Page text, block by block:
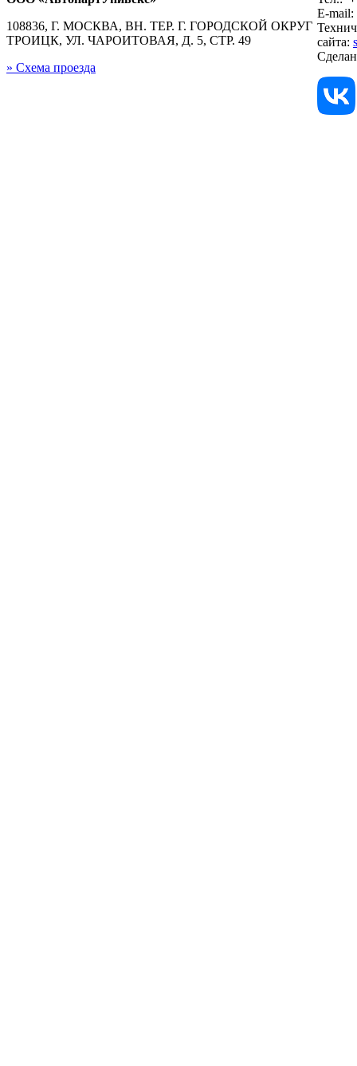
108836, Г. МОСКВА, ВН. ТЕР. Г. ГОРОДСКОЙ ОКРУГ
ТРОИЦК, УЛ. ЧАРОИТОВАЯ, Д. 5, СТР. 49
» Схема проезда
E-mail:
сайта: